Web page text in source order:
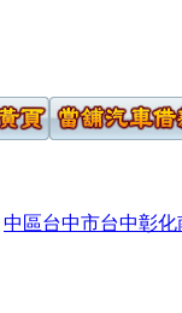
中區台中市台中彰化